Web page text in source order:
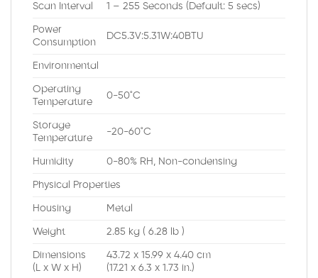
Scan Interval 1 – 255 Seconds (Default: 5 secs)
Power
Consumption
DC5.3V:5.31W:40BTU
Environmental
Operating
Temperature
0-50˚C
Storage
Temperature
-20-60˚C
Humidity 0-80% RH, Non-condensing
Physical Properties
Housing Metal
Weight 2.85 kg ( 6.28 lb )
Dimensions
(L x W x H)
43.72 x 15.99 x 4.40 cm
(17.21 x 6.3 x 1.73 in.)